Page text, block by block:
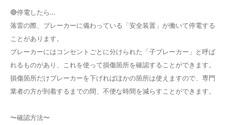
🔴停電したら…
落雷の際、ブレーカーに備わっている「安全装置」が働いて停電する
ことがあります。
ブレーカーにはコンセントごとに分けられた「子ブレーカー」と呼ば
れるものがあり、これを使って損傷箇所を確認することができます。
損傷箇所だけブレーカーを下げればほかの箇所は使えますので、専門
業者の方が到着するまでの間、不便な時間を減らすことができます。
〜確認方法〜